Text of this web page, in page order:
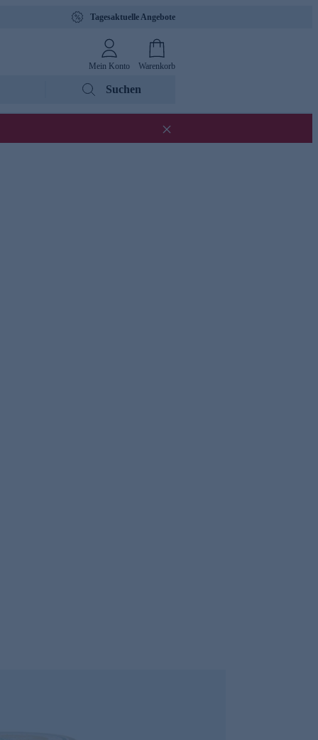
Tagesaktuelle Angebote
Mein Konto Warenkorb
Suchen